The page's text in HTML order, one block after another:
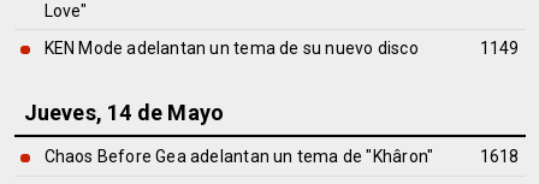
Love"
KEN Mode adelantan un tema de su nuevo disco 1149
Jueves, 14 de Mayo
Chaos Before Gea adelantan un tema de "Khâron"
1618